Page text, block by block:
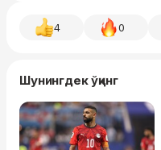
4 0
Шунингдек ўқинг